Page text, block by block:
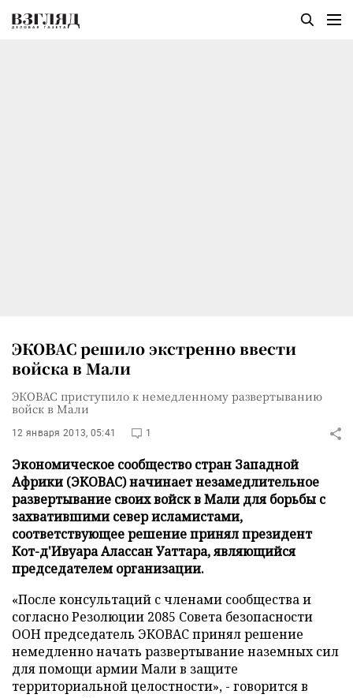
ЭКОВАС решило экстренно ввести
войска в Мали
ЭКОВАС приступило к немедленному развертыванию
войск в Мали
12 января 2013, 05:41 1
Экономическое сообщество стран Западной
Африки (ЭКОВАС) начинает незамедлительное
развертывание своих войск в Мали для борьбы с
захватившими север исламистами,
соответствующее решение принял президент
Кот-д'Ивуара Алассан Уаттара, являющийся
председателем организации.
«После консультаций с членами сообщества и
согласно Резолюции 2085 Совета безопасности
ООН председатель ЭКОВАС принял решение
немедленно начать развертывание наземных сил
для помощи армии Мали в защите
территориальной целостности», - говорится в